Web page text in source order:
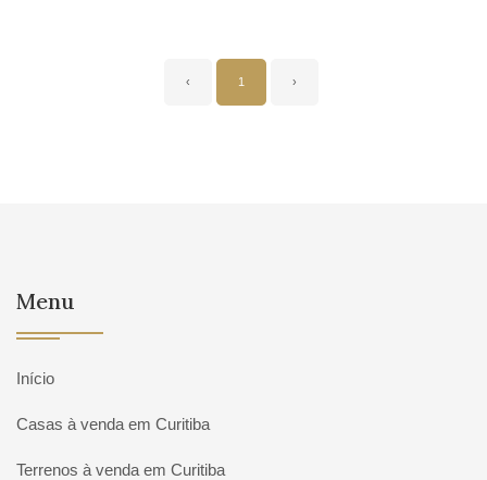
‹ 1 ›
Menu
Início
Casas à venda em Curitiba
Terrenos à venda em Curitiba